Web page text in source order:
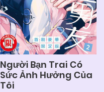
Người Bạn Trai Có
Sức Ảnh Hưởng Của
Tôi